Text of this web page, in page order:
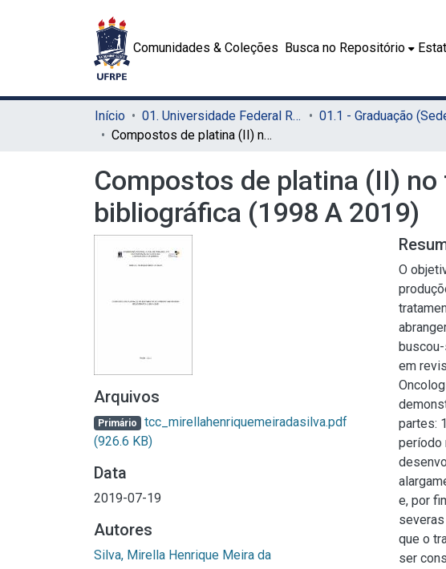
Comunidades & Coleções Busca no Repositório
Início 01. Universidade Federal Rural de Pernambuco - UFRPE (Sede) 01.1 - Graduação
Compostos de platina (II) no tratamento do câncer: uma revisão bibliográfica (1998 A 2019)
Compostos de platina (II)
bibliográfica (1998 A 2019)
Arquivos
Primário tcc_mirellahenriquemeiradasilva.pdf
(926.6 KB)
Data
2019-07-19
Autores
Silva, Mirella Henrique Meira da
O
em
partes:
período
e, por
que o
ser